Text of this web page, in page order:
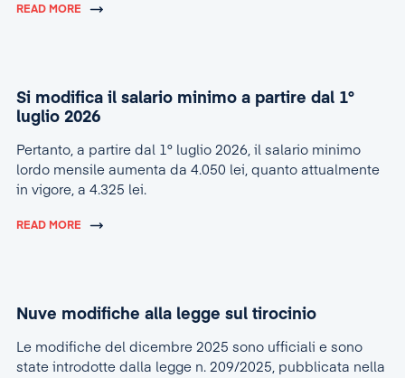
READ MORE
Si modifica il salario minimo a partire dal 1°
luglio 2026
Pertanto, a partire dal 1° luglio 2026, il salario minimo
lordo mensile aumenta da 4.050 lei, quanto attualmente
in vigore, a 4.325 lei.
READ MORE
Nuve modifiche alla legge sul tirocinio
Le modifiche del dicembre 2025 sono ufficiali e sono
state introdotte dalla legge n. 209/2025, pubblicata nella